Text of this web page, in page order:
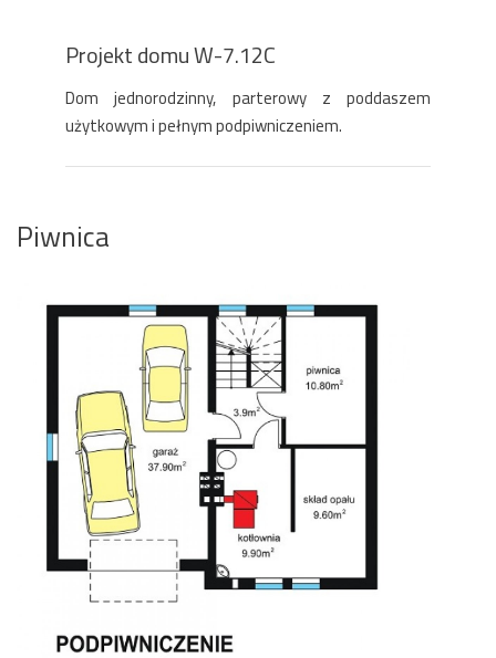
Projekt domu W-7.12C
Dom jednorodzinny, parterowy z poddaszem
użytkowym i pełnym podpiwniczeniem.
Piwnica